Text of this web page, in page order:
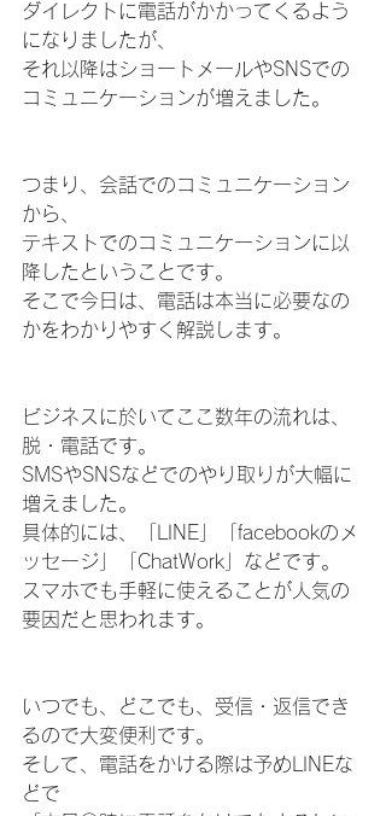
ダイレクトに電話がかかってくるよう
になりましたが、
それ以降はショートメールやSNSでの
コミュニケーションが増えました。
つまり、会話でのコミュニケーション
から、
テキストでのコミュニケーションに以
降したということです。
そこで今日は、電話は本当に必要なの
かをわかりやすく解説します。
ビジネスに於いてここ数年の流れは、
脱・電話です。
SMSやSNSなどでのやり取りが大幅に
増えました。
具体的には、「LINE」「facebookのメ
ッセージ」「ChatWork」などです。
スマホでも手軽に使えることが人気の
要因だと思われます。
いつでも、どこでも、受信・返信でき
るので大変便利です。
そして、電話をかける際は予めLINEな
どで